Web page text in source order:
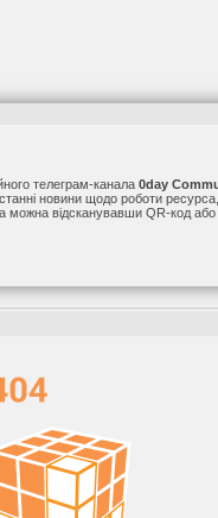
телеграм-канала 0day
новини щодо роботи
можна відсканувавши QR-код